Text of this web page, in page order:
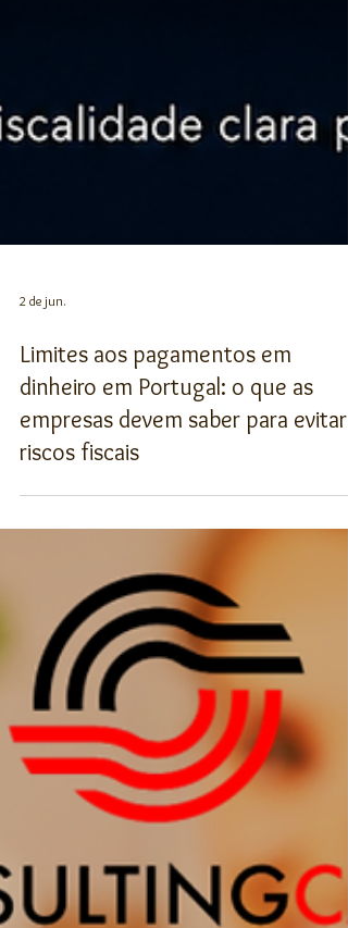
2 de jun.
Limites aos pagamentos em
dinheiro em Portugal: o que as
empresas devem saber para evitar
riscos fiscais